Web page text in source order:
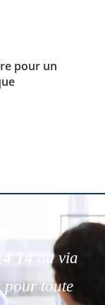
pour un
14
ou via
pour toute